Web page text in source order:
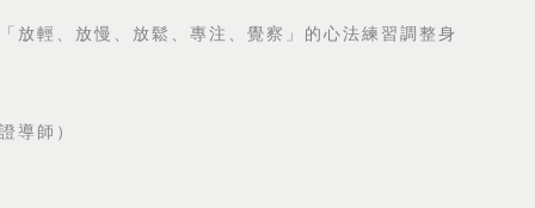
放輕、放慢、放鬆、專注、覺察」的心法練習調整身
導師）